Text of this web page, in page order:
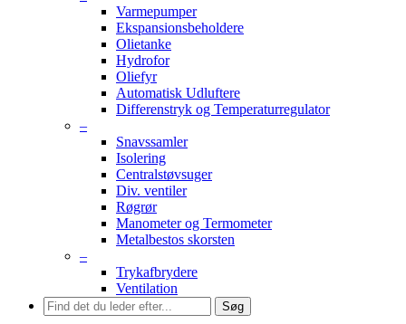
Varmepumper
Ekspansionsbeholdere
Olietanke
Hydrofor
Oliefyr
Automatisk Udluftere
Differenstryk og Temperaturregulator
–
Snavssamler
Isolering
Centralstøvsuger
Div. ventiler
Røgrør
Manometer og Termometer
Metalbestos skorsten
–
Trykafbrydere
Ventilation
Søg